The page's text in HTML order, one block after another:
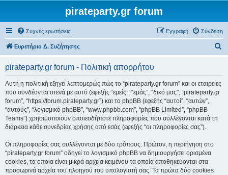
pirateparty.gr forum
Συχνές ερωτήσεις Σύνδεση
Εγγραφή
Ευρετήριο Δ. Συζήτησης
pirateparty.gr forum - Πολιτική απορρήτου
Αυτή η πολιτική εξηγεί λεπτομερώς πώς το “pirateparty.gr forum” και οι εταιρείες
που συνδέονται στενά με αυτό (εφεξής “εμείς”, “εμάς”, “δικό μας”, “pirateparty.gr
forum”, “https://forum.pirateparty.gr”) και το phpBB (εφεξής “αυτοί”, “αυτών”,
“αυτούς”, “λογισμικό phpBB”, “www.phpbb.com”, “phpBB Limited”, “phpBB
Teams”) χρησιμοποιούν οποιεσδήποτε πληροφορίες που συλλέγονται κατά τη
διάρκεια κάθε συνεδρίας χρήσης από εσάς (εφεξής “οι πληροφορίες σας”).
Οι πληροφορίες σας συλλέγονται με δύο τρόπους. Πρώτον, η περιήγηση στο
“pirateparty.gr forum” οδηγεί το λογισμικό phpBB να δημιουργήσει ορισμένα
cookies, τα οποία είναι μικρά αρχεία κειμένου τα οποία αποθηκεύονται στα
προσωρινά αρχεία του πλοηγού του υπολογιστή σας. Τα πρώτα δύο cookies